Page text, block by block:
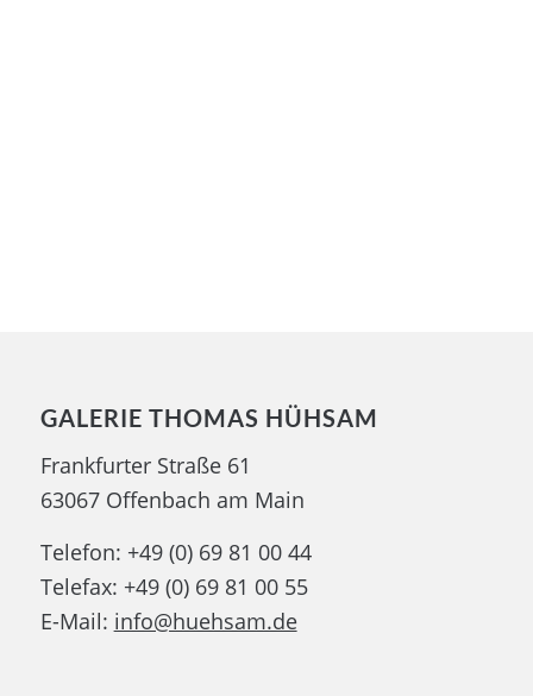
GALERIE THOMAS HÜHSAM
Frankfurter Straße 61
63067 Offenbach am Main
Telefon: +49 (0) 69 81 00 44
Telefax: +49 (0) 69 81 00 55
E-Mail: info@huehsam.de